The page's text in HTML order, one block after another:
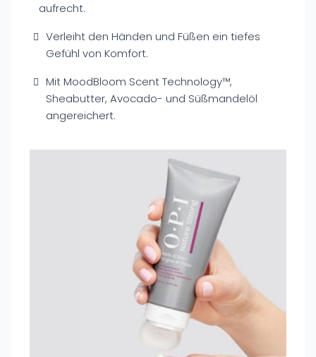
aufrecht.
Verleiht den Händen und Füßen ein tiefes
Gefühl von Komfort.
Mit MoodBloom Scent Technology™,
Sheabutter, Avocado- und Süßmandelöl
angereichert.